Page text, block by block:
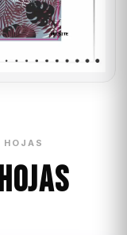
HOJAS